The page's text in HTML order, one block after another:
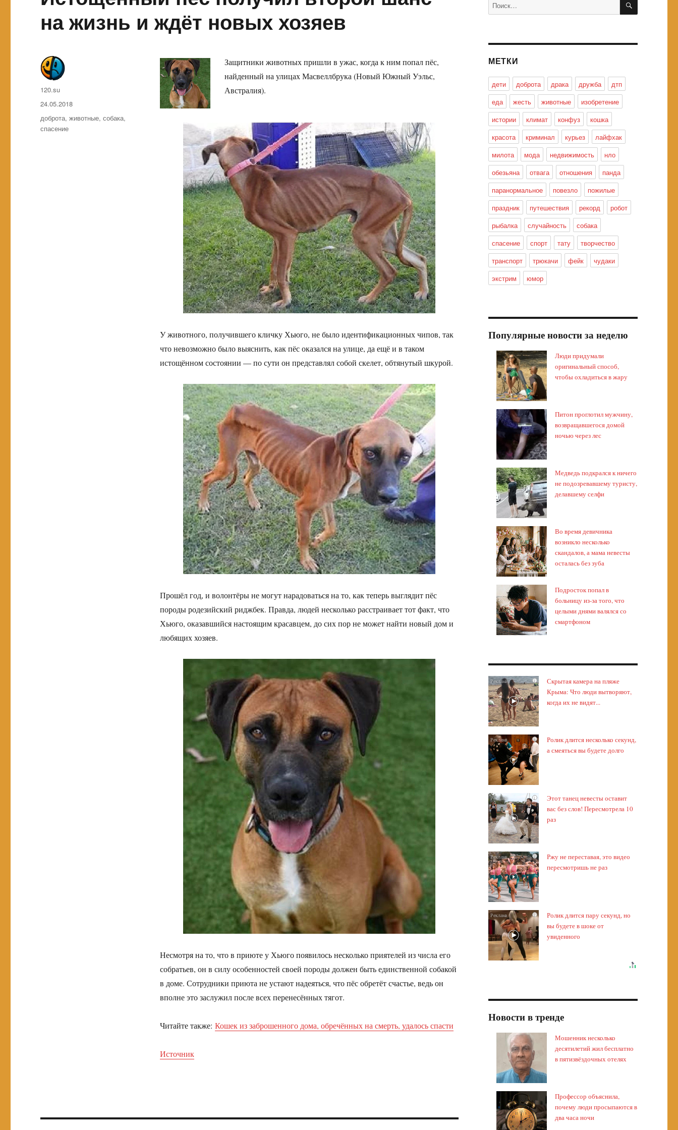
на жизнь и ждёт новых хозяев
Защитники животных пришли в ужас, когда к ним попал пёс,
найденный на улицах Масвеллбрука (Новый Южный Уэльс,
Австралия).
У животного, получившего кличку Хьюго, не было идентификационных чипов, так
что невозможно было выяснить, как пёс оказался на улице, да ещё и в таком
истощённом состоянии — по сути он представлял собой скелет, обтянутый шкурой.
Прошёл год, и волонтёры не могут нарадоваться на то, как теперь выглядит пёс
породы родезийский риджбек. Правда, людей несколько расстраивает тот факт, что
Хьюго, оказавшийся настоящим красавцем, до сих пор не может найти новый дом и
любящих хозяев.
Несмотря на то, что в приюте у Хьюго появилось несколько приятелей из числа его
собратьев, он в силу особенностей своей породы должен быть единственной собакой
в доме. Сотрудники приюта не устают надеяться, что пёс обретёт счастье, ведь он
вполне это заслужил после всех перенесённых тягот.
Читайте также: Кошек из заброшенного дома, обречённых на смерть, удалось спасти
Источник
Автор
120.su
Опубликовано
24.05.2018
Метки
доброта,животные,собака,
спасение
МЕТКИ
дети доброта драка дружба
дтп
еда
жесть животные
изобретение
истории
климат конфуз
кошка
красота
криминал курьез
лайфхак
милота
мода недвижимость
нло
обезьяна
отвага отношения
панда
паранормальное
повезло
пожилые
праздник
путешествия рекорд
робот
рыбалка
случайность
собака
спасение
спорт тату
творчество
транспорт
трюкачи фейк
чудаки
экстрим
юмор
Популярные новости за неделю
Люди придумали
оригинальный способ,
чтобы охладиться в жару
Питон проглотил мужчину,
возвращавшегося домой
ночью через лес
Медведь подкрался к ничего
не подозревавшему туристу,
делавшему селфи
Во время девичника
возникло несколько
скандалов, а мама невесты
осталась без зуба
Подросток попал в
больницу из-за того, что
целыми днями валялся со
смартфоном
i
Скрытая камера на пляже
Крыма: Что люди вытворяют,
когда их не видят...
i
Ролик длится несколько секунд,
а смеяться вы будете долго
i
Этот танец невесты оставит
вас без слов! Пересмотрела 10
раз
i
Ржу не переставая, это видео
пересмотришь не раз
i
Ролик длится пару секунд, но
вы будете в шоке от
увиденного
Новости в тренде
Мошенник несколько
десятилетий жил бесплатно
в пятизвёздочных отелях
Профессор объяснила,
почему люди просыпаются в
два часа ночи